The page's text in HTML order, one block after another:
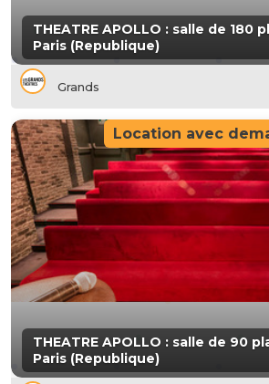
THEATRE APOLLO : salle de 180
Paris (Republique)
Grands
THEATRE APOLLO : salle de 90
Paris (Republique)
Location avec